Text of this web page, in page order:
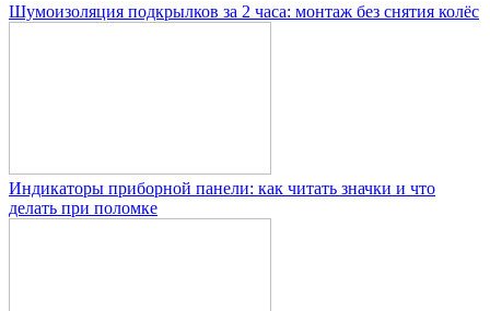
Шумоизоляция подкрылков за 2 часа: монтаж без снятия колёс
Индикаторы приборной панели: как читать значки и что
делать при поломке